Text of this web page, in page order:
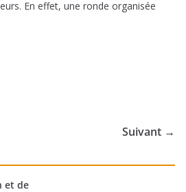
En effet, une ronde organisée
Suivant →
et de